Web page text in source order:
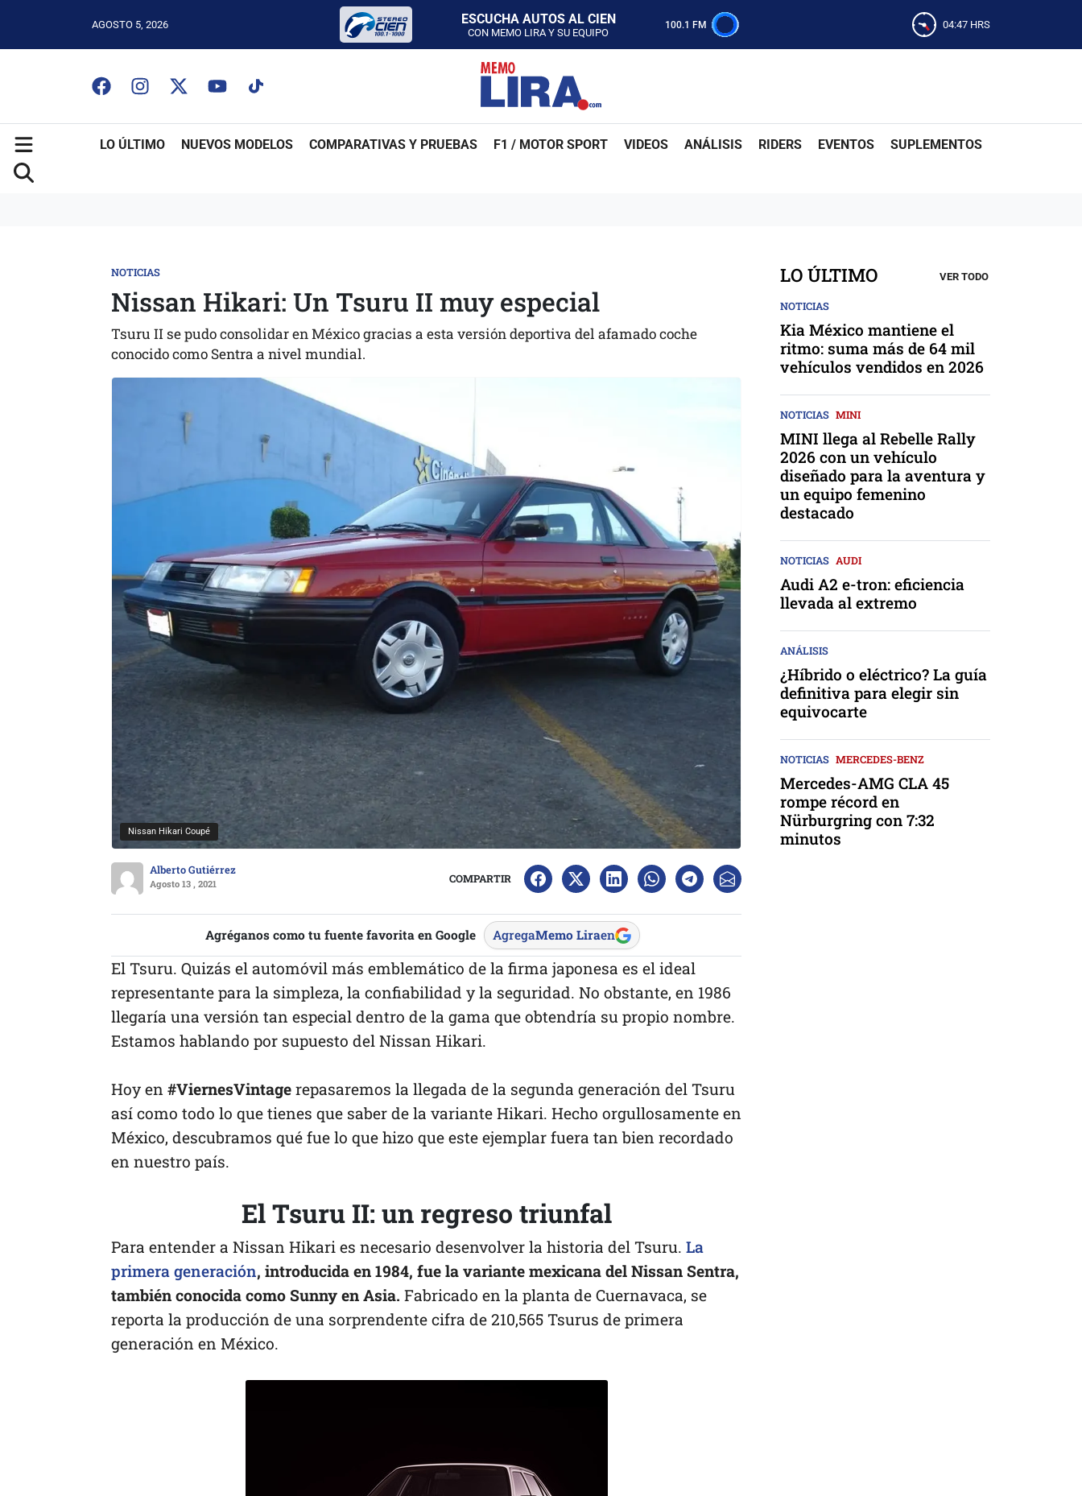
AGOSTO 5, 2026 ESCUCHA AUTOS AL CIEN
CON MEMO LIRA Y SU EQUIPO
ESCUCHA AUTOS AL CIEN
CON MEMO LIRA Y SU EQUIPO
LUNES A VIERNES - 5:00 PM
SABADO - 12:00 PM
100.1 FM 04:48 HRS
LO ÚLTIMO NUEVOS MODELOS COMPARATIVAS Y PRUEBAS F1 / MOTOR SPORT VIDEOS ANÁLISIS RIDERS EVENTOS SUPLEMENTOS
NOTICIAS
Nissan Hikari: Un Tsuru II muy especial
Tsuru II se pudo consolidar en México gracias a esta versión deportiva del afamado coche
conocido como Sentra a nivel mundial.
Nissan Hikari Coupé
Alberto Gutiérrez
Agosto 13 , 2021 COMPARTIR
Agréganos como tu fuente favorita en Google AgregaMemo Liraen
El Tsuru. Quizás el automóvil más emblemático de la firma japonesa es el ideal
representante para la simpleza, la confiabilidad y la seguridad. No obstante, en 1986
llegaría una versión tan especial dentro de la gama que obtendría su propio nombre.
Estamos hablando por supuesto del Nissan Hikari.
Hoy en #ViernesVintage repasaremos la llegada de la segunda generación del Tsuru
así como todo lo que tienes que saber de la variante Hikari. Hecho orgullosamente en
México, descubramos qué fue lo que hizo que este ejemplar fuera tan bien recordado
en nuestro país.
El Tsuru II: un regreso triunfal
Para entender a Nissan Hikari es necesario desenvolver la historia del Tsuru. La
primera generación, introducida en 1984, fue la variante mexicana del Nissan Sentra,
también conocida como Sunny en Asia. Fabricado en la planta de Cuernavaca, se
reporta la producción de una sorprendente cifra de 210,565 Tsurus de primera
generación en México.
LO ÚLTIMO VER TODO
NOTICIAS
Kia México mantiene el
ritmo: suma más de 64 mil
vehículos vendidos en 2026
NOTICIAS MINI
MINI llega al Rebelle Rally
2026 con un vehículo
diseñado para la aventura y
un equipo femenino
destacado
NOTICIAS AUDI
Audi A2 e-tron: eficiencia
llevada al extremo
ANÁLISIS
¿Híbrido o eléctrico? La guía
definitiva para elegir sin
equivocarte
NOTICIAS MERCEDES-BENZ
Mercedes-AMG CLA 45
rompe récord en
Nürburgring con 7:32
minutos